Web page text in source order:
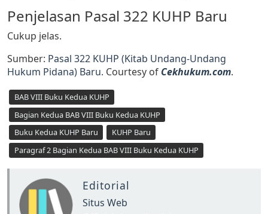
Penjelasan Pasal 322 KUHP Baru
Cukup jelas.
Sumber: Pasal 322 KUHP (Kitab Undang-Undang
Hukum Pidana) Baru. Courtesy of Cekhukum.com.
BAB VIII Buku Kedua KUHP
Bagian Kedua BAB VIII Buku Kedua KUHP
Buku Kedua KUHP Baru
KUHP Baru
Paragraf 2 Bagian Kedua BAB VIII Buku Kedua KUHP
Editorial
Situs Web